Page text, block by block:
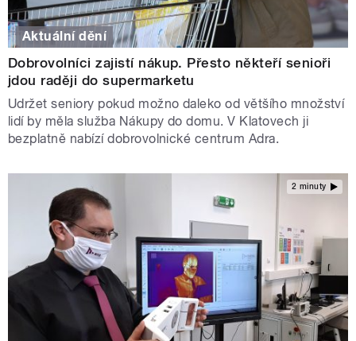
Aktuální dění
Dobrovolníci zajistí nákup. Přesto někteří senioři
jdou raději do supermarketu
Udržet seniory pokud možno daleko od většího množství
lidí by měla služba Nákupy do domu. V Klatovech ji
bezplatně nabízí dobrovolnické centrum Adra.
2 minuty